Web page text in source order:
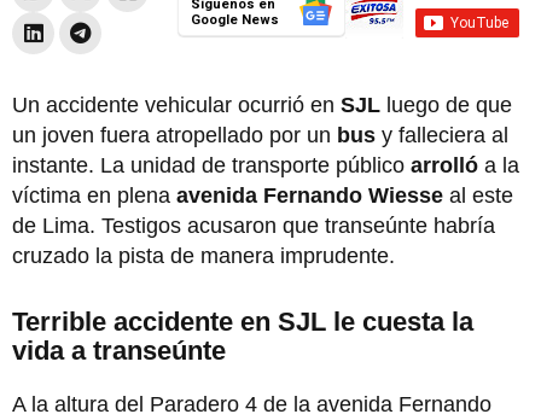
Síguenos en
Google News
Un accidente vehicular ocurrió en SJL luego de que
un joven fuera atropellado por un bus y falleciera al
instante. La unidad de transporte público arrolló a la
víctima en plena avenida Fernando Wiesse al este
de Lima. Testigos acusaron que transeúnte habría
cruzado la pista de manera imprudente.
Terrible accidente en SJL le cuesta la
vida a transeúnte
A la altura del Paradero 4 de la avenida Fernando